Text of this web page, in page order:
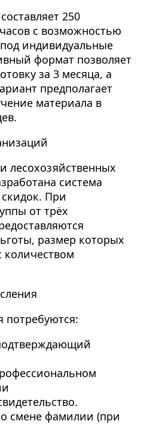
250
с возможностью
индивидуальные
формат позволяет
за 3 месяца, а
предполагает
материала в
лесохозяйственных
система
При
от трёх
размер которых
количеством
потребуются:
смене фамилии (при